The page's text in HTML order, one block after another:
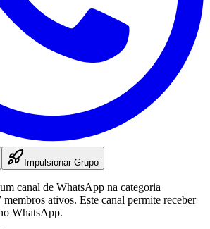
Impulsionar Grupo
um canal de WhatsApp na categoria
membros ativos. Este canal permite receber
WhatsApp.